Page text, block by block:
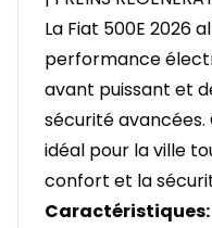
La Fiat 500E 2026
performance
avant puissant et
sécurité
idéal pour la ville
confort et la
Caractéristiques: